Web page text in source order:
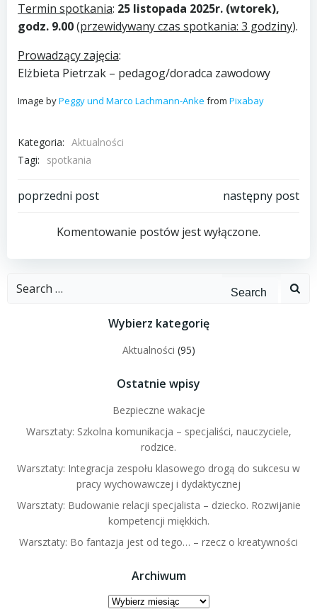
Termin spotkania: 25 listopada 2025r. (wtorek),
godz. 9.00(przewidywany czas spotkania: 3 godziny).
Prowadzący zajęcia:
Elżbieta Pietrzak – pedagog/doradca zawodowy
Image byPeggy und Marco Lachmann-Anke from Pixabay
Kategoria: Aktualności
Tagi:
spotkania
Post
navigation
poprzedni post
navigation
następny post
Komentowanie postów jest wyłączone.
Search
Wybierz kategorię
Aktualności (95)
Ostatnie wpisy
Bezpieczne wakacje
Warsztaty: Szkolna komunikacja – specjaliści, nauczyciele,
rodzice.
Warsztaty: Integracja zespołu klasowego drogą do sukcesu w
pracy wychowawczej i dydaktycznej
Warsztaty: Budowanie relacji specjalista – dziecko. Rozwijanie
kompetencji miękkich.
Warsztaty: Bo fantazja jest od tego… – rzecz o kreatywności
Archiwum
Archiwum